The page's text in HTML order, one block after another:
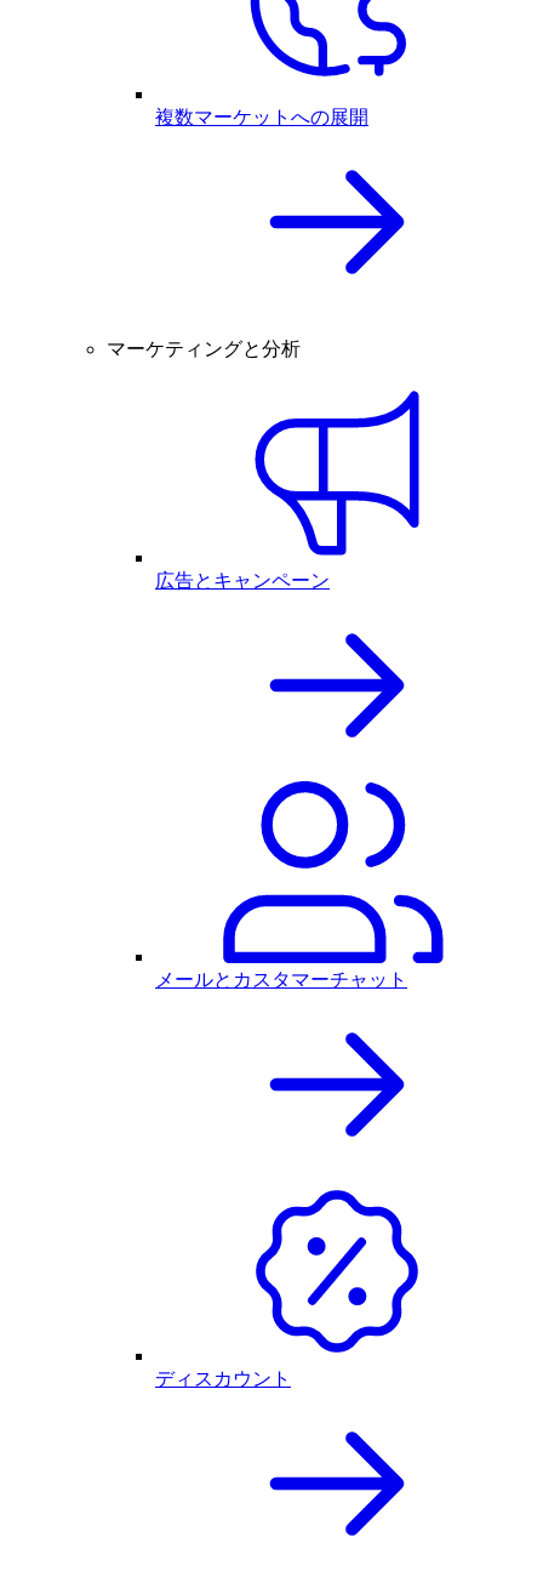
複数マーケットへの展開
マーケティングと分析
広告とキャンペーン
メールとカスタマーチャット
ディスカウント